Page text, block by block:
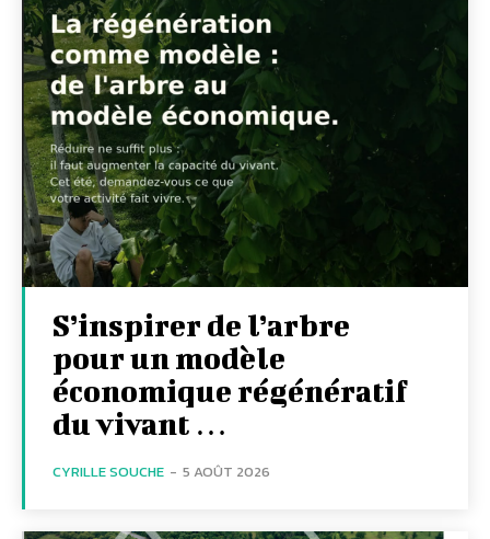
S’inspirer de l’arbre
pour un modèle
économique régénératif
du vivant …
CYRILLE SOUCHE - 5 AOÛT 2026